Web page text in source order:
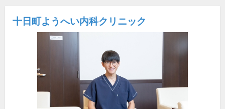
十日町ようへい内科クリニック